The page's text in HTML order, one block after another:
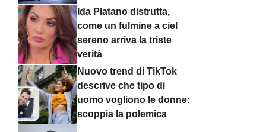
Ida Platano distrutta,
come un fulmine a ciel
sereno arriva la triste
verità
Nuovo trend di TikTok
descrive che tipo di
uomo vogliono le donne:
scoppia la polemica